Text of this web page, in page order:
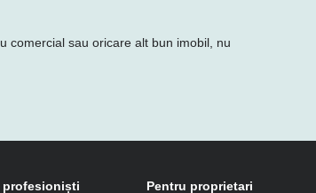
comercial sau oricare alt bun imobil, nu
profesioniști Pentru proprietari